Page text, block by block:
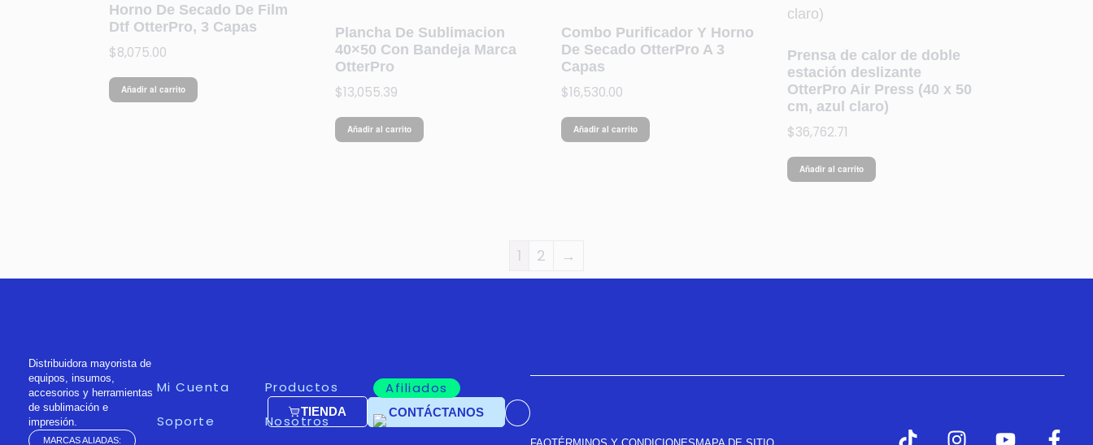
Horno De Secado De Film
Dtf OtterPro, 3 Capas
$8,075.00
Añadir al carrito
Plancha De Sublimacion
40×50 Con Bandeja Marca
OtterPro
$13,055.39
Añadir al carrito
Combo Purificador Y Horno
De Secado OtterPro A 3
Capas
$16,530.00
Añadir al carrito
Prensa de calor de doble
estación deslizante
OtterPro Air Press (40 x 50
cm, azul claro)
$36,762.71
Añadir al carrito
1 2 →
Distribuidora mayorista de
equipos, insumos,
accesorios y herramientas
de sublimación e
impresión.
MARCAS ALIADAS:
Mi Cuenta
Soporte
Productos
Nosotros
Afiliados
TIENDA CONTÁCTANOS